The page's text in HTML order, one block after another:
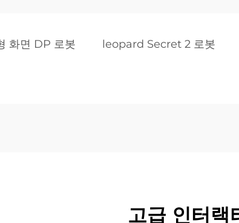
화면 DP 로봇 leopard Secret 2 로봇
고급 인터랙